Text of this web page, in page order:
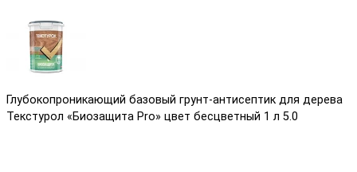
Глубокопроникающий базовый грунт-антисептик для дерева
Текстурол «Биозащита Pro» цвет бесцветный 1 л 5.0